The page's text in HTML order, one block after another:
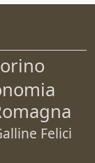
Felici